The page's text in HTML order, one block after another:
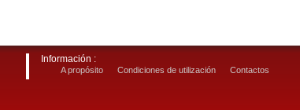
Información :
A propósito Condiciones de utilización Contactos